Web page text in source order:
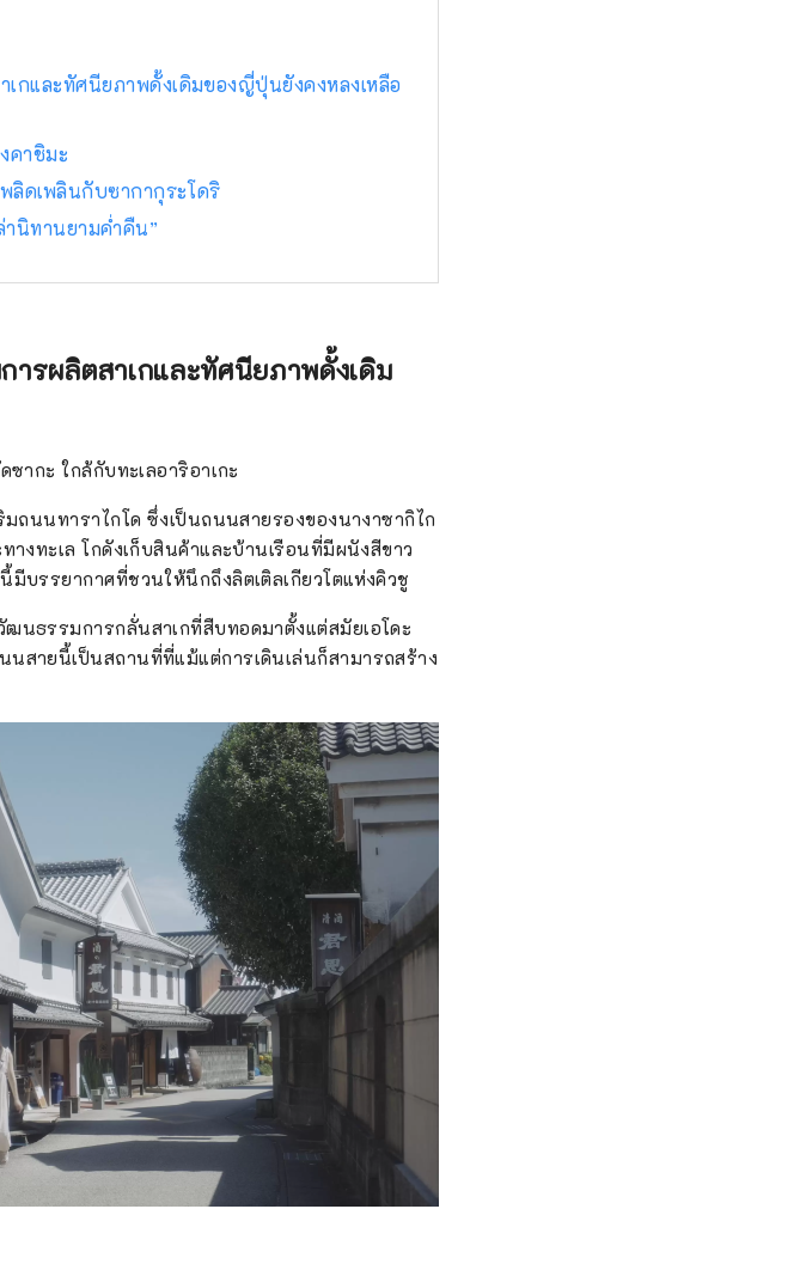
กและทัศนียภาพดั้งเดิมของญี่ปุ่นยังคงหลงเหลือ
คาชิมะ
ลิดเพลินกับซากากุระโดริ
านิทานยามค่ำคืน”
รผลิตสาเกและทัศนียภาพดั้งเดิม
ากะ ใกล้กับทะเลอาริอาเกะ
ถนนทาราไกโด ซึ่งเป็นถนนสายรองของนางาซากิไก
งทะเล โกดังเก็บสินค้าและบ้านเรือนที่มีผนังสีขาว
บรรยากาศที่ชวนให้นึกถึงลิตเติลเกียวโตแห่งคิวชู
นธรรมการกลั่นสาเกที่สืบทอดมาตั้งแต่สมัยเอโดะ
สายนี้เป็นสถานที่ที่แม้แต่การเดินเล่นก็สามารถสร้าง